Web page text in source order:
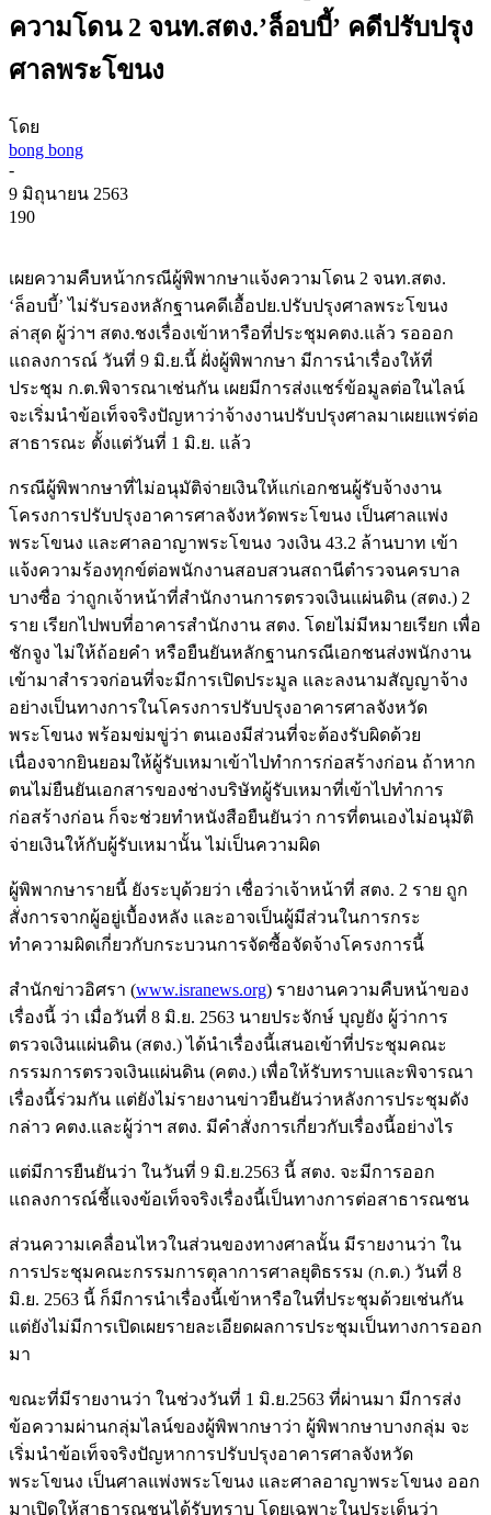
ความโดน 2 จนท.สตง.’ล็อบบี้’ คดีปรับปรุง
ศาลพระโขนง
โดย
bong bong
-
9 มิถุนายน 2563
190
เผยความคืบหน้ากรณีผู้พิพากษาแจ้งความโดน 2 จนท.สตง.
‘ล็อบบี้’ ไม่รับรองหลักฐานคดีเอื้อปย.ปรับปรุงศาลพระโขนง
ล่าสุด ผู้ว่าฯ สตง.ชงเรื่องเข้าหารือที่ประชุมคตง.แล้ว รอออก
แถลงการณ์ วันที่ 9 มิ.ย.นี้ ฝั่งผู้พิพากษา มีการนำเรื่องให้ที่
ประชุม ก.ต.พิจารณาเช่นกัน เผยมีการส่งแชร์ข้อมูลต่อในไลน์
จะเริ่มนำข้อเท็จจริงปัญหาว่าจ้างงานปรับปรุงศาลมาเผยแพร่ต่อ
สาธารณะ ตั้งแต่วันที่ 1 มิ.ย. แล้ว
กรณีผู้พิพากษาที่ไม่อนุมัติจ่ายเงินให้แก่เอกชนผู้รับจ้างงาน
โครงการปรับปรุงอาคารศาลจังหวัดพระโขนง เป็นศาลแพ่ง
พระโขนง และศาลอาญาพระโขนง วงเงิน 43.2 ล้านบาท เข้า
แจ้งความร้องทุกข์ต่อพนักงานสอบสวนสถานีตำรวจนครบาล
บางซื่อ ว่าถูกเจ้าหน้าที่สำนักงานการตรวจเงินแผ่นดิน (สตง.) 2
ราย เรียกไปพบที่อาคารสำนักงาน สตง. โดยไม่มีหมายเรียก เพื่อ
ชักจูง ไม่ให้ถ้อยคำ หรือยืนยันหลักฐานกรณีเอกชนส่งพนักงาน
เข้ามาสำรวจก่อนที่จะมีการเปิดประมูล และลงนามสัญญาจ้าง
อย่างเป็นทางการในโครงการปรับปรุงอาคารศาลจังหวัด
พระโขนง พร้อมข่มขู่ว่า ตนเองมีส่วนที่จะต้องรับผิดด้วย
เนื่องจากยินยอมให้ผู้รับเหมาเข้าไปทำการก่อสร้างก่อน ถ้าหาก
ตนไม่ยืนยันเอกสารของช่างบริษัทผู้รับเหมาที่เข้าไปทำการ
ก่อสร้างก่อน ก็จะช่วยทำหนังสือยืนยันว่า การที่ตนเองไม่อนุมัติ
จ่ายเงินให้กับผู้รับเหมานั้น ไม่เป็นความผิด
ผู้พิพากษารายนี้ ยังระบุด้วยว่า เชื่อว่าเจ้าหน้าที่ สตง. 2 ราย ถูก
สั่งการจากผู้อยู่เบื้องหลัง และอาจเป็นผู้มีส่วนในการกระ
ทำความผิดเกี่ยวกับกระบวนการจัดซื้อจัดจ้างโครงการนี้
สำนักข่าวอิศรา (www.isranews.org) รายงานความคืบหน้าของ
เรื่องนี้ ว่า เมื่อวันที่ 8 มิ.ย. 2563 นายประจักษ์ บุญยัง ผู้ว่าการ
ตรวจเงินแผ่นดิน (สตง.) ได้นำเรื่องนี้เสนอเข้าที่ประชุมคณะ
กรรมการตรวจเงินแผ่นดิน (คตง.) เพื่อให้รับทราบและพิจารณา
เรื่องนี้ร่วมกัน แต่ยังไม่รายงานข่าวยืนยันว่าหลังการประชุมดัง
กล่าว คตง.และผู้ว่าฯ สตง. มีคำสั่งการเกี่ยวกับเรื่องนี้อย่างไร
แต่มีการยืนยันว่า ในวันที่ 9 มิ.ย.2563 นี้ สตง. จะมีการออก
แถลงการณ์ชี้แจงข้อเท็จจริงเรื่องนี้เป็นทางการต่อสาธารณชน
ส่วนความเคลื่อนไหวในส่วนของทางศาลนั้น มีรายงานว่า ใน
การประชุมคณะกรรมการตุลาการศาลยุติธรรม (ก.ต.) วันที่ 8
มิ.ย. 2563 นี้ ก็มีการนำเรื่องนี้เข้าหารือในที่ประชุมด้วยเช่นกัน
แต่ยังไม่มีการเปิดเผยรายละเอียดผลการประชุมเป็นทางการออก
มา
ขณะที่มีรายงานว่า ในช่วงวันที่ 1 มิ.ย.2563 ที่ผ่านมา มีการส่ง
ข้อความผ่านกลุ่มไลน์ของผู้พิพากษาว่า ผู้พิพากษาบางกลุ่ม จะ
เริ่มนำข้อเท็จจริงปัญหาการปรับปรุงอาคารศาลจังหวัด
พระโขนง เป็นศาลแพ่งพระโขนง และศาลอาญาพระโขนง ออก
มาเปิดให้สาธารณชนได้รับทราบ โดยเฉพาะในประเด็นว่า